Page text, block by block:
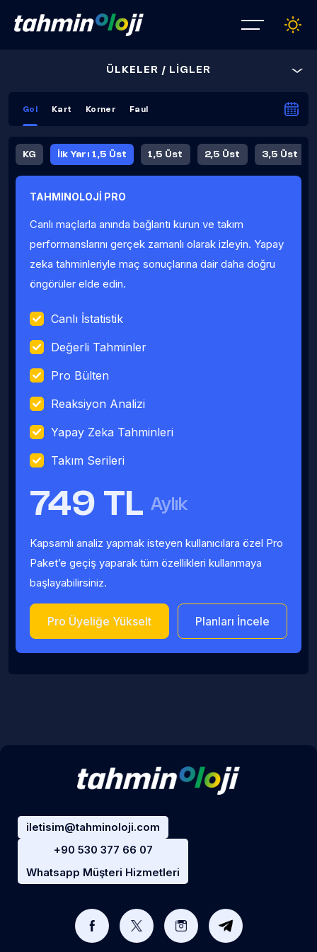
ÜLKELER / LİGLER
Gol Kart Korner Faul
KG İlk Yarı 1,5 Üst 1,5 Üst 2,5 Üst 3,5 Üst
Fauller Ortalama
TAHMINOLOJİ PRO
Canlı maçlarla anında bağlantı kurun ve takım
performanslarını gerçek zamanlı olarak izleyin. Yapay
zeka tahminleriyle maç sonuçlarına dair daha doğru
öngörüler elde edin.
Canlı İstatistik
Değerli Tahminler
Pro Bülten
Reaksiyon Analizi
Yapay Zeka Tahminleri
Takım Serileri
749 TL Aylık
Kapsamlı analiz yapmak isteyen kullanıcılara özel Pro
Paket’e geçiş yaparak tüm özellikleri kullanmaya
başlayabilirsiniz.
Pro Üyeliğe Yükselt Planları İncele
iletisim@tahminoloji.com
+90 530 377 66 07
Whatsapp Müşteri Hizmetleri